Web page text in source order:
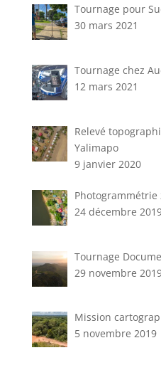
Tournage pour
30 mars 2021
Tournage chez
12 mars 2021
Relevé
Yalimapo
9 janvier 2020
Photogrammétrie
24 décembre
Tournage
29 novembre
Mission
5 novembre 2019